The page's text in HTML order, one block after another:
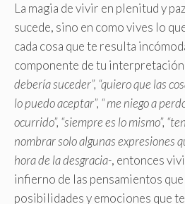
La magia de vivir en plenitud y
sucede, sino en como vives lo
cada cosa que te resulta
componente de tu
debería suceder”, “quiero que las
lo puedo aceptar”, “ me niego a
ocurrido”, “siempre es lo mismo”,
nombrar solo algunas expresiones
hora de la desgracia-, entonces
infierno de las pensamientos
posibilidades y emociones que